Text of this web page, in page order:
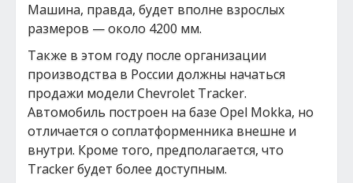
Машина, правда, будет вполне взрослых
размеров — около 4200 мм.
Также в этом году после организации
производства в России должны начаться
продажи модели Chevrolet Traсker.
Автомобиль построен на базе Opel Mokka, но
отличается о соплатформенника внешне и
внутри. Кроме того, предполагается, что
Traсker будет более доступным.